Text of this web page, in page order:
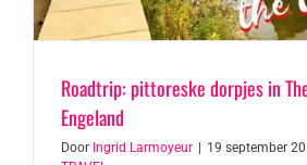
Roadtrip: pittoreske dorpjes in
Engeland
Door Ingrid Larmoyeur 19 september